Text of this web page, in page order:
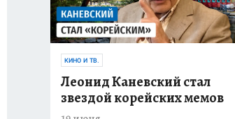
КИНО И ТВ.
Леонид Каневский стал
звездой корейских мемов